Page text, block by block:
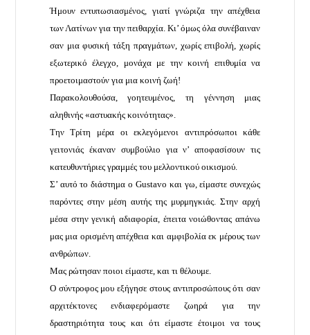
Ήμουν εντυπωσιασμένος, γιατί γνώριζα την απέχθεια
των Λατίνων για την πειθαρχία. Κι’ όμως όλα συνέβαιναν
σαν μια φυσική τάξη πραγμάτων, χωρίς επιβολή, χωρίς
εξωτερικό έλεγχο, μονάχα με την κοινή επιθυμία να
προετοιμαστούν για μια κοινή ζωή!
Παρακολουθούσα, γοητευμένος, τη γέννηση μιας
αληθινής «αστυακής κοινότητας».
Την Τρίτη μέρα οι εκλεγόμενοι αντιπρόσωποι κάθε
γειτονιάς έκαναν συμβούλιο για ν’ αποφασίσουν τις
κατευθυντήριες γραμμές του μελλοντικού οικισμού.
Σ’ αυτό το διάστημα ο Gustavo και γω, είμαστε συνεχώς
παρόντες στην μέση αυτής της μυρμηγκιάς. Στην αρχή
μέσα στην γενική αδιαφορία, έπειτα νοιώθοντας απάνω
μας μια ορισμένη απέχθεια και αμφιβολία εκ μέρους των
ανθρώπων.
Μας ρώτησαν ποιοι είμαστε, και τι θέλουμε.
Ο σύντροφος μου εξήγησε στους αντιπροσώπους ότι σαν
αρχιτέκτονες ενδιαφερόμαστε ζωηρά για την
δραστηριότητα τους και ότι είμαστε έτοιμοι να τους